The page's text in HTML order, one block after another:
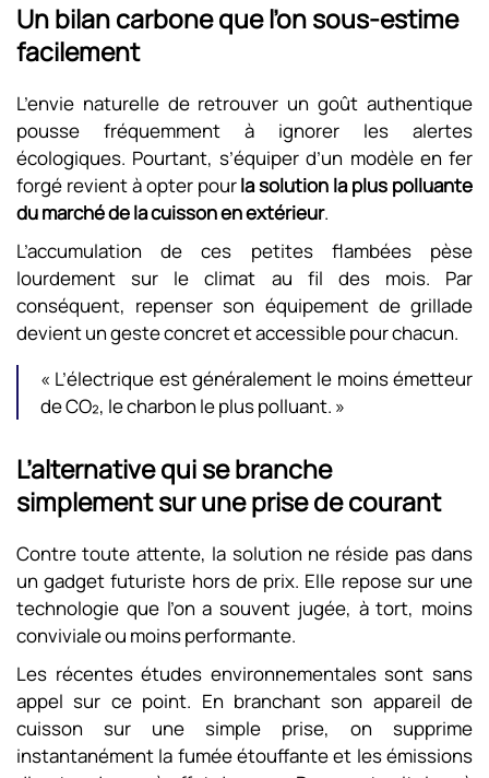
Un bilan carbone que l’on sous-estime
facilement
L’envie naturelle de retrouver un goût authentique
pousse fréquemment à ignorer les alertes
écologiques. Pourtant, s’équiper d’un modèle en fer
forgé revient à opter pourla solution la plus polluante
du marché de la cuisson en extérieur.
L’accumulation de ces petites flambées pèse
lourdement sur le climat au fil des mois. Par
conséquent, repenser son équipement de grillade
devient un geste concret et accessible pour chacun.
« L’électrique est généralement le moins émetteur
de CO₂, le charbon le plus polluant. »
L’alternative qui se branche
simplement sur une prise de courant
Contre toute attente, la solution ne réside pas dans
un gadget futuriste hors de prix. Elle repose sur une
technologie que l’on a souvent jugée, à tort, moins
conviviale ou moins performante.
Les récentes études environnementales sont sans
appel sur ce point. En branchant son appareil de
cuisson sur une simple prise, on supprime
instantanément la fumée étouffante et les émissions